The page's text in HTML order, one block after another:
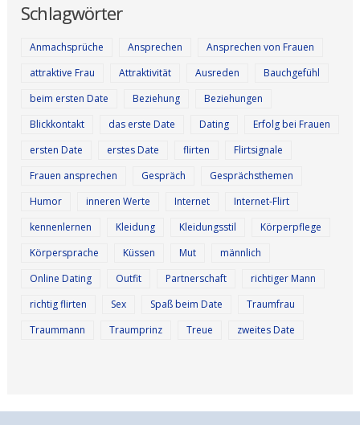
Schlagwörter
Anmachsprüche Ansprechen
Ansprechen von Frauen
attraktive Frau
Attraktivität Ausreden
Bauchgefühl
beim ersten Date
Beziehung
Beziehungen
Blickkontakt
das erste Date Dating
Erfolg bei Frauen
ersten Date
erstes Date flirten
Flirtsignale
Frauen ansprechen
Gespräch
Gesprächsthemen
Humor
inneren Werte Internet
Internet-Flirt
kennenlernen
Kleidung Kleidungsstil
Körperpflege
Körpersprache
Küssen Mut
männlich
Online Dating
Outfit Partnerschaft
richtiger Mann
richtig flirten
Sex Spaß beim Date
Traumfrau
Traummann
Traumprinz Treue zweites Date